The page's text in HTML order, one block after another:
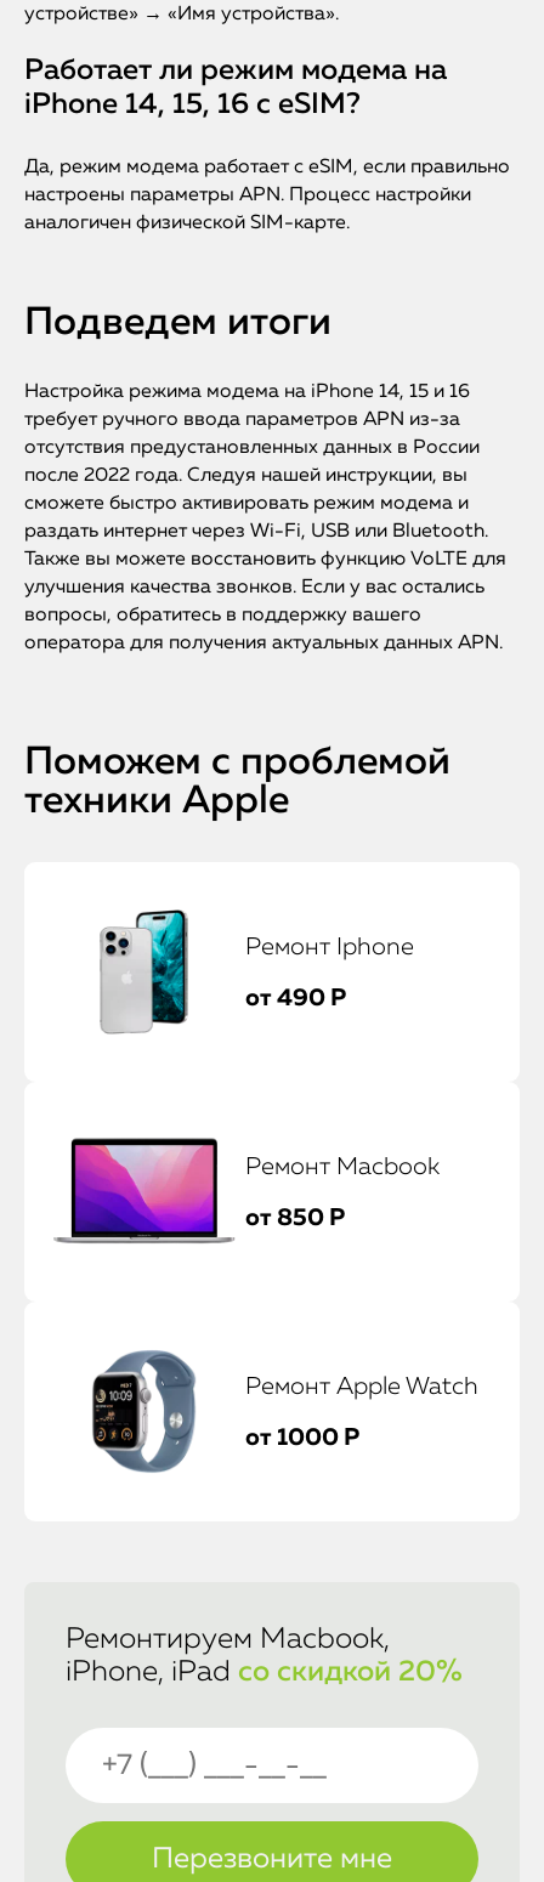
iMac
Mac Mini
Контакты
устройстве» → «Имя устройства».
Работает ли режим модема на
iPhone 14, 15, 16 с eSIM?
Да, режим модема работает с eSIM, если правильно
настроены параметры APN. Процесс настройки
аналогичен физической SIM-карте.
Подведем итоги
Настройка режима модема на iPhone 14, 15 и 16
требует ручного ввода параметров APN из-за
отсутствия предустановленных данных в России
после 2022 года. Следуя нашей инструкции, вы
сможете быстро активировать режим модема и
раздать интернет через Wi-Fi, USB или Bluetooth.
Также вы можете восстановить функцию VoLTE для
улучшения качества звонков. Если у вас остались
вопросы, обратитесь в поддержку вашего
оператора для получения актуальных данных APN.
Поможем с проблемой
техники Apple
Ремонт Iphone
от 490 Р
Ремонт Macbook
от 850 Р
Ремонт Apple Watch
от 1000 Р
Ремонтируем Macbook,
iPhone, iPad со скидкой 20%